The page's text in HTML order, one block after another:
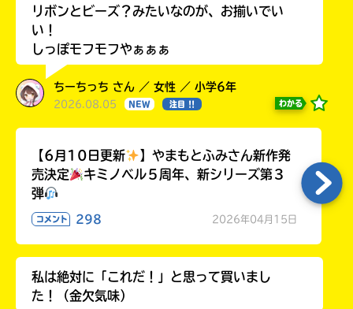
リボンとビーズ？みたいなのが、お揃いでい
い！
しっぽモフモフやぁぁぁ
ちーちっち さん ／ 女性 ／ 小学6年
2026.08.05 NEW 注目 !! わかる
【6月10日更新
】やまもとふみさん新作発
売決定
キミノベル５周年、新シリーズ第３
弾
コメント 298 2026年04月15日
私は絶対に「これだ！」と思って買いまし
た！（金欠気味）